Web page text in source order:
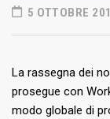
5 OTTOBRE
La rassegna dei
prosegue con
modo globale di